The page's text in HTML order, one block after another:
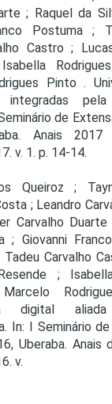
; Raquel da
Postuma ;
Castro ;
Pinto .
integradas
de
Anais 2017
v. 1. p. 14-14.
Queiroz ;
; Leandro
Carvalho
; Giovanni
Carvalho
;
digital
In: I Seminário
Uberaba. Anais
v.